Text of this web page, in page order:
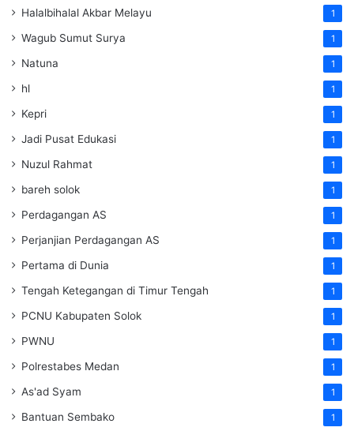
Halalbihalal Akbar Melayu 1
Wagub Sumut Surya 1
Natuna 1
hl 1
Kepri 1
Jadi Pusat Edukasi 1
Nuzul Rahmat 1
bareh solok 1
Perdagangan AS 1
Perjanjian Perdagangan AS 1
Pertama di Dunia 1
Tengah Ketegangan di Timur Tengah 1
PCNU Kabupaten Solok 1
PWNU 1
Polrestabes Medan 1
As'ad Syam 1
Bantuan Sembako 1